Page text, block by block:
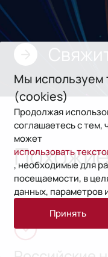
Мы используем
(cookies)
Продолжая
соглашаетесь с тем,
может
использовать
, необходимые для
посещаемости, в
данных, параметров
Принять